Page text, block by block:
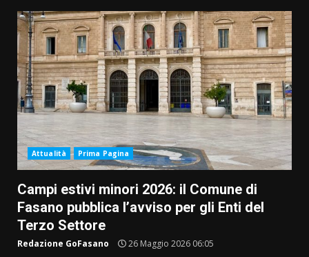
Attualità Prima Pagina
Campi estivi minori 2026: il Comune di
Fasano pubblica l’avviso per gli Enti del
Terzo Settore
Redazione GoFasano 26 Maggio 2026 06:05